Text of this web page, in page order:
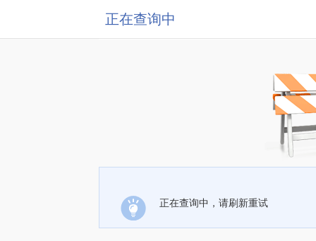
正在查询中
正在查询中，请刷新重试